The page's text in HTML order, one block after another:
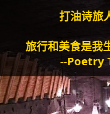
打油诗旅
旅行和美食是我
--Poetry